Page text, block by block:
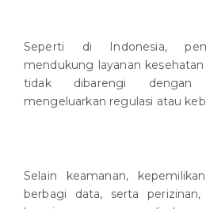
Seperti di Indonesia,
mendukung layanan
tidak dibarengi dengan
mengeluarkan regulasi atau
Selain keamanan,
berbagi data, serta